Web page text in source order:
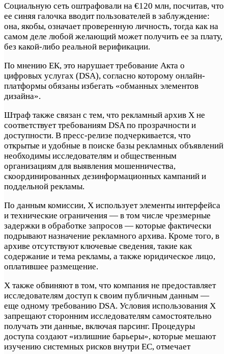
Социальную сеть оштрафовали на €120 млн, посчитав, что
ее синяя галочка вводит пользователей в заблуждение:
она, якобы, означает проверенную личность, тогда как на
самом деле любой желающий может получить ее за плату,
без какой-либо реальной верификации.
По мнению ЕК, это нарушает требование Акта о
цифровых услугах (DSA), согласно которому онлайн-
платформы обязаны избегать «обманных элементов
дизайна».
Штраф также связан с тем, что рекламный архив X не
соответствует требованиям DSA по прозрачности и
доступности. В пресс-релизе подчеркивается, что
открытые и удобные в поиске базы рекламных объявлений
необходимы исследователям и общественным
организациям для выявления мошенничества,
скоординированных дезинформационных кампаний и
поддельной рекламы.
По данным комиссии, X использует элементы интерфейса
и технические ограничения — в том числе чрезмерные
задержки в обработке запросов — которые фактически
подрывают назначение рекламного архива. Кроме того, в
архиве отсутствуют ключевые сведения, такие как
содержание и тема рекламы, а также юридическое лицо,
оплатившее размещение.
X также обвиняют в том, что компания не предоставляет
исследователям доступ к своим публичным данным —
еще одному требованию DSA. Условия использования X
запрещают сторонним исследователям самостоятельно
получать эти данные, включая парсинг. Процедуры
доступа создают «излишние барьеры», которые мешают
изучению системных рисков внутри ЕС, отмечает